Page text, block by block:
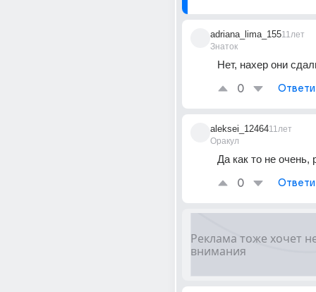
adriana_lima_155
Знаток
11лет
Нет, нахер они
0
aleksei_12464
Оракул
11лет
Да как то не очень,
0